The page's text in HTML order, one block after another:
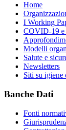
Home
I Working
COVID-19 e
Modelli
Salute e
Newsletters
Siti su igiene
Banche Dati
Fonti